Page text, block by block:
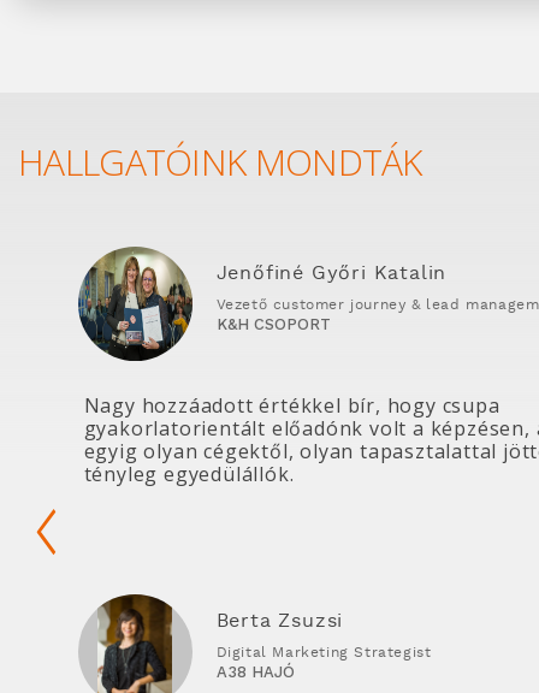
HALLGATÓINK MONDTÁK
Jenőfiné Győri Katalin
Vezető customer journey & lead
K&H CSOPORT
Nagy hozzáadott értékkel bír, hogy csupa
gyakorlatorientált előadónk volt a képzésen,
egyig olyan cégektől, olyan tapasztalattal
tényleg egyedülállók.
Berta Zsuzsi
Digital Marketing Strategist
A38 HAJÓ